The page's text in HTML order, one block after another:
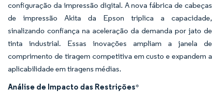
configuração da impressão digital. A nova fábrica de cabeças
de impressão Akita da Epson triplica a capacidade,
sinalizando confiança na aceleração da demanda por jato de
tinta industrial. Essas inovações ampliam a janela de
comprimento de tiragem competitiva em custo e expandem a
aplicabilidade em tiragens médias.
Análise de Impacto das Restrições*